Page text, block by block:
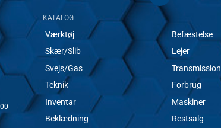
KATALOG
Værktøj
Skær/Slib
Svejs/Gas
Teknik
Inventar
Beklædning
Befæstelse
Lejer
Transmission
Forbrug
Maskiner
Restsalg